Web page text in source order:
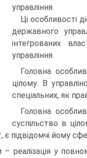
управління.
Ці особливості
державного
інтегрованих
управління.
Головна
цілому. В
спеціальних, як
Головна
суспільство в
підвідомчі йому
реалізація у